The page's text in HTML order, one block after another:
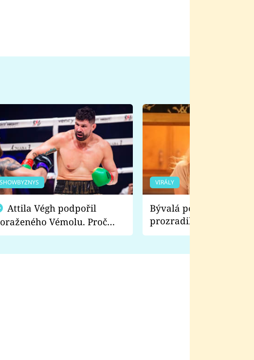
SHOWBYZNYS
Vémolu. Proč
raději zápasit s ním než
VIRÁLY
Bývalá pornoherečka
prozradila, co ji
natáčení Euforie.